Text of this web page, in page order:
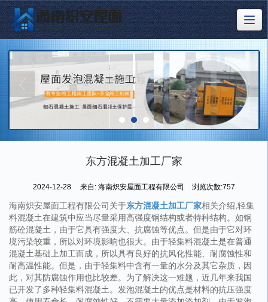
东方混凝土加工厂家
2024-12-28 来自: 海南炽安屋面工程有限公司 浏览次数:757
海南炽安屋面工程有限公司关于东方混凝土加工厂家相关介绍,轻集
料混凝土在建筑中应当尽量采用高强度钢结构或者特种结构。如钢
筋砼混凝土，由于它具有强度大、抗腐蚀等优点。但是由于它对环
境污染较重，所以对环境影响也很大。由于轻集料混凝土是在普通
混凝土基础上加工而成，所以具有良好的抗风化性能、耐腐蚀性和
耐高温性能。但是，由于轻集料中含有一量的水分及其它杂质，因
此，对其防腐蚀作用也比较差。为了解决这一难题，近几年来我国
已开发了多种轻集料混凝土。发泡混凝土的优点是材料的抗压强度